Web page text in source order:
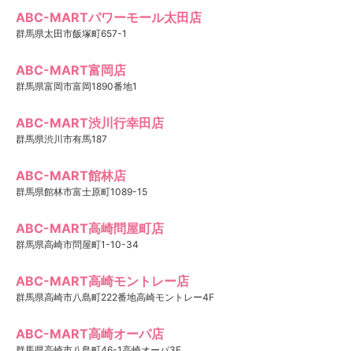
ABC-MARTパワーモール太田店
群馬県太田市飯塚町657-1
ABC-MART富岡店
群馬県富岡市富岡1890番地1
ABC-MART渋川行幸田店
群馬県渋川市有馬187
ABC-MART館林店
群馬県館林市富士原町1089-15
ABC-MART高崎問屋町店
群馬県高崎市問屋町1-10-34
ABC-MART高崎モントレー店
群馬県高崎市八島町222番地高崎モントレー4F
ABC-MART高崎オーパ店